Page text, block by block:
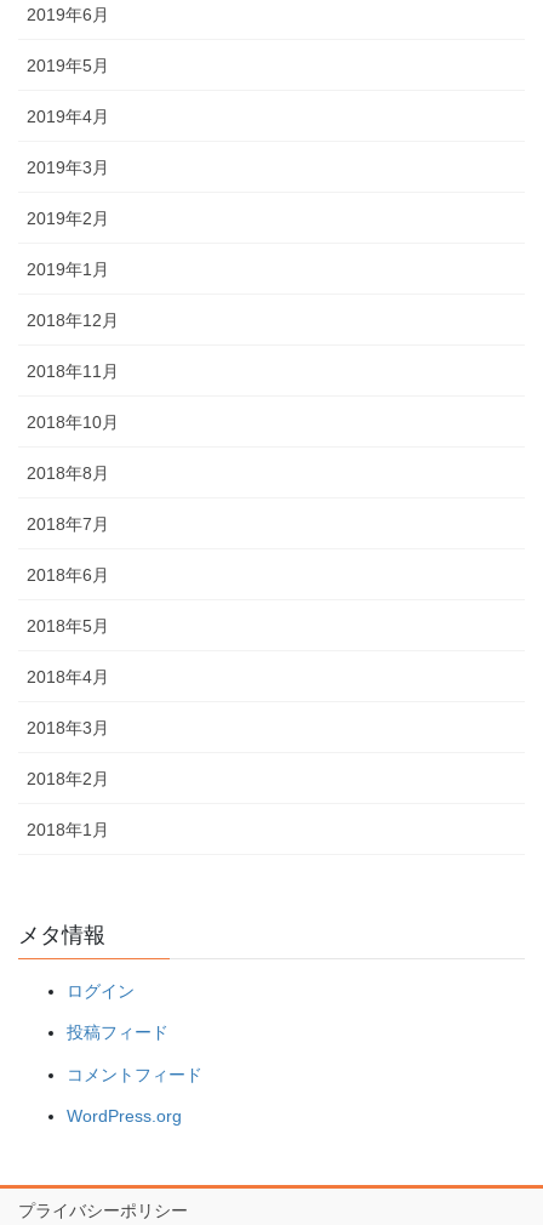
2019年6月
2019年5月
2019年4月
2019年3月
2019年2月
2019年1月
2018年12月
2018年11月
2018年10月
2018年8月
2018年7月
2018年6月
2018年5月
2018年4月
2018年3月
2018年2月
2018年1月
メタ情報
ログイン
投稿フィード
コメントフィード
WordPress.org
プライバシーポリシー